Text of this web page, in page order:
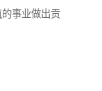
事业做出贡